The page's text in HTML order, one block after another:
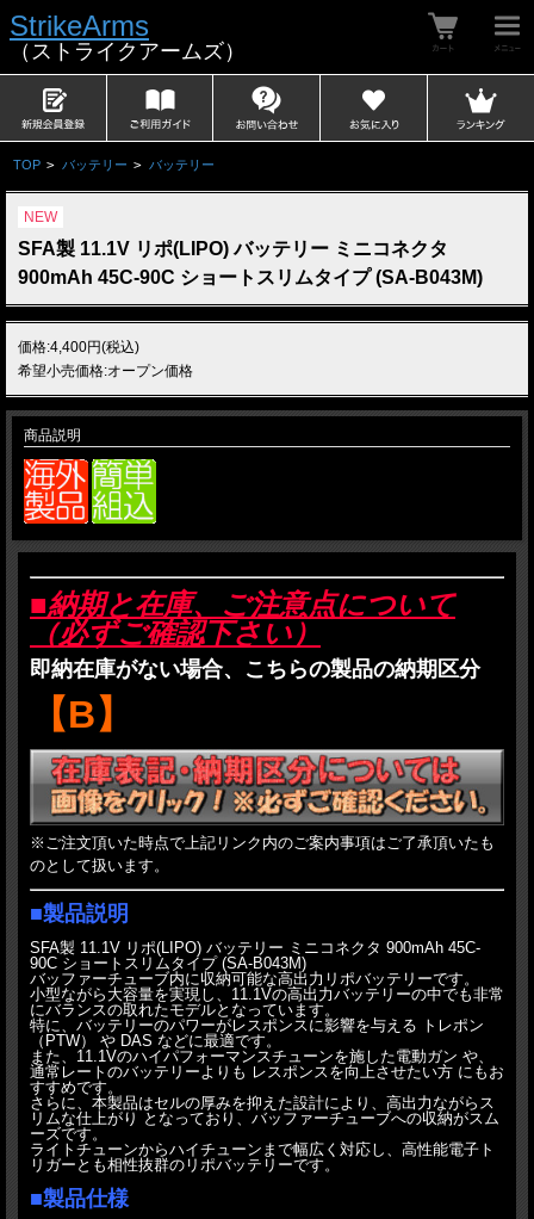
StrikeArms
（ストライクアームズ）
TOP > バッテリー > バッテリー
NEW
SFA製 11.1V リポ(LIPO) バッテリー ミニコネクタ
900mAh 45C-90C ショートスリムタイプ (SA-B043M)
価格:4,400円(税込)
希望小売価格:オープン価格
商品説明
■納期と在庫、ご注意点について
（必ずご確認下さい）
即納在庫がない場合、こちらの製品の納期区分
【B】
※ご注文頂いた時点で上記リンク内のご案内事項はご了承頂いたも
のとして扱います。
■製品説明
SFA製 11.1V リポ(LIPO) バッテリー ミニコネクタ 900mAh 45C-
90C ショートスリムタイプ (SA-B043M)
バッファーチューブ内に収納可能な高出力リポバッテリーです。
小型ながら大容量を実現し、11.1Vの高出力バッテリーの中でも非常
にバランスの取れたモデルとなっています。
特に、バッテリーのパワーがレスポンスに影響を与える トレポン
（PTW） や DAS などに最適です。
また、11.1Vのハイパフォーマンスチューンを施した電動ガン や、
通常レートのバッテリーよりも レスポンスを向上させたい方 にもお
すすめです。
さらに、本製品はセルの厚みを抑えた設計により、高出力ながらス
リムな仕上がり となっており、バッファーチューブへの収納がスム
ーズです。
ライトチューンからハイチューンまで幅広く対応し、高性能電子ト
リガーとも相性抜群のリポバッテリーです。
■製品仕様